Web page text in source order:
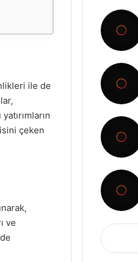
ile de
çeken
ve